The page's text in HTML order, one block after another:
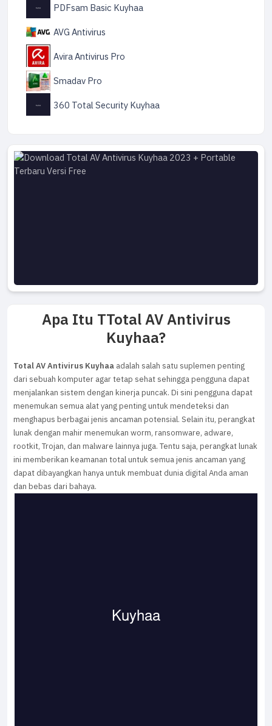
Apa Itu TTotal AV Antivirus
Kuyhaa?
Total AV Antivirus Kuyhaa adalah salah satu suplemen penting
dari sebuah komputer agar tetap sehat sehingga pengguna dapat
menjalankan sistem dengan kinerja puncak. Di sini pengguna dapat
menemukan semua alat yang penting untuk mendeteksi dan
menghapus berbagai jenis ancaman potensial. Selain itu, perangkat
lunak dengan mahir menemukan worm, ransomware, adware,
rootkit, Trojan, dan malware lainnya juga. Tentu saja, perangkat lunak
ini memberikan keamanan total untuk semua jenis ancaman yang
dapat dibayangkan hanya untuk membuat dunia digital Anda aman
dan bebas dari bahaya.
PDFsam Basic Kuyhaa
AVG Antivirus
Avira Antivirus Pro
Smadav Pro
360 Total Security Kuyhaa